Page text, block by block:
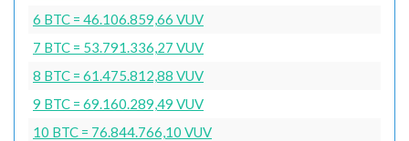
6 BTC = 46.106.859,66 VUV
7 BTC = 53.791.336,27 VUV
8 BTC = 61.475.812,88 VUV
9 BTC = 69.160.289,49 VUV
10 BTC = 76.844.766,10 VUV